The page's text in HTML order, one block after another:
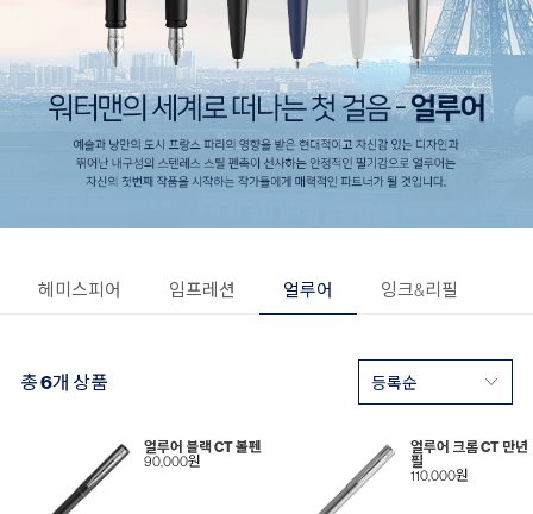
헤미스피어 임프레션 얼루어 잉크&리필
총6개 상품
얼루어 블랙 CT 볼펜
90,000원
얼루어 크롬 CT 만년
필
110,000원